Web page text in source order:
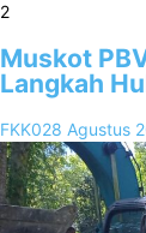
2
Muskot
Langkah
FKK028 Agustus